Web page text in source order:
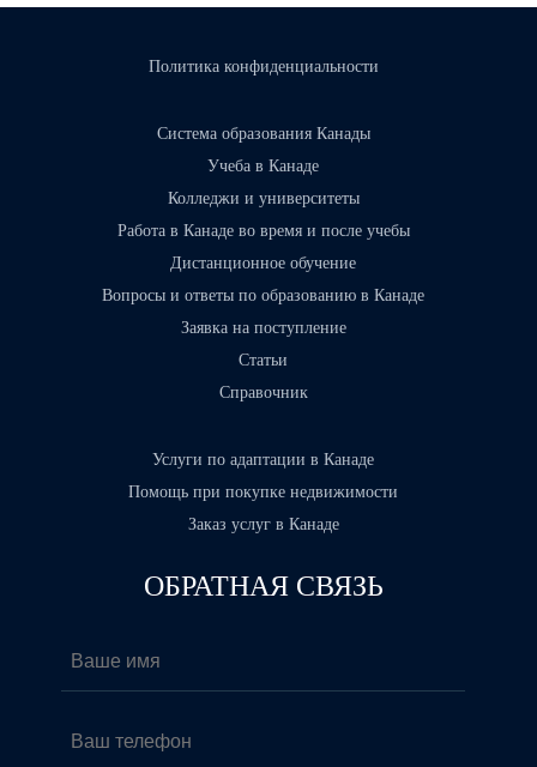
Политика конфиденциальности
Система образования Канады
Учеба в Канаде
Колледжи и университеты
Работа в Канаде во время и после учебы
Дистанционное обучение
Вопросы и ответы по образованию в Канаде
Заявка на поступление
Статьи
Справочник
Услуги по адаптации в Канаде
Помощь при покупке недвижимости
Заказ услуг в Канаде
ОБРАТНАЯ СВЯЗЬ